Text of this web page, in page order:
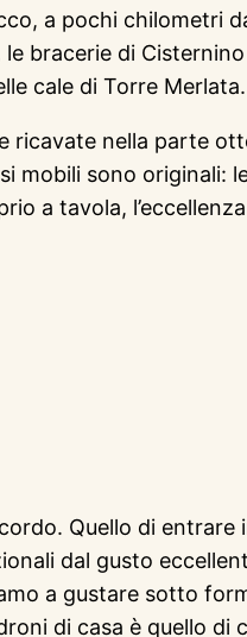
a pochi chilometri
bracerie di
cale di Torre Merlata.
nella parte
mobili sono
a tavola,
Quello di
dal gusto
a gustare sotto
di casa è quello